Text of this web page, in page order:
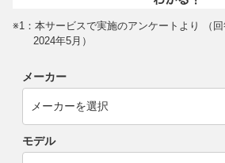
※1：本サービスで実施のアンケートより （
2024年5月）
メーカー
モデル